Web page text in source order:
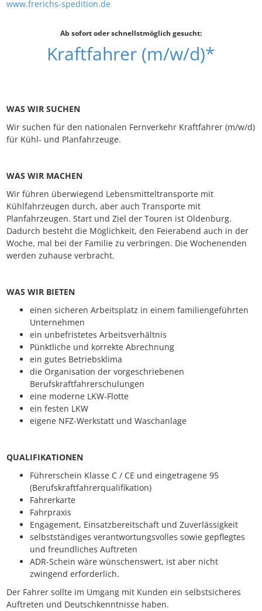
www.frerichs-spedition.de
Ab sofort oder schnellstmöglich gesucht:
Kraftfahrer (m/w/d)*
WAS WIR SUCHEN
Wir suchen für den nationalen Fernverkehr Kraftfahrer (m/w/d)
für Kühl- und Planfahrzeuge.
WAS WIR MACHEN
Wir führen überwiegend Lebensmitteltransporte mit
Kühlfahrzeugen durch, aber auch Transporte mit
Planfahrzeugen. Start und Ziel der Touren ist Oldenburg.
Dadurch besteht die Möglichkeit, den Feierabend auch in der
Woche, mal bei der Familie zu verbringen. Die Wochenenden
werden zuhause verbracht.
WAS WIR BIETEN
einen sicheren Arbeitsplatz in einem familiengeführten
Unternehmen
ein unbefristetes Arbeitsverhältnis
Pünktliche und korrekte Abrechnung
ein gutes Betriebsklima
die Organisation der vorgeschriebenen
Berufskraftfahrerschulungen
eine moderne LKW-Flotte
ein festen LKW
eigene NFZ-Werkstatt und Waschanlage
QUALIFIKATIONEN
Führerschein Klasse C / CE und eingetragene 95
(Berufskraftfahrerqualifikation)
Fahrerkarte
Fahrpraxis
Engagement, Einsatzbereitschaft und Zuverlässigkeit
selbstständiges verantwortungsvolles sowie gepflegtes
und freundliches Auftreten
ADR-Schein wäre wünschenswert, ist aber nicht
zwingend erforderlich.
Der Fahrer sollte im Umgang mit Kunden ein selbstsicheres
Auftreten und Deutschkenntnisse haben.